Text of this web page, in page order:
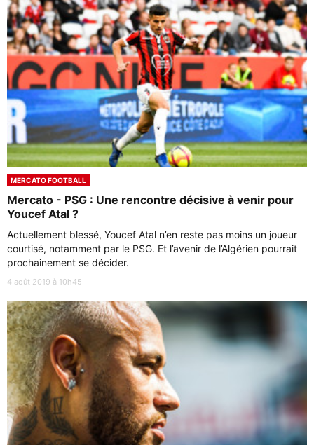
MERCATO FOOTBALL
Mercato - PSG : Une rencontre décisive à venir pour
Youcef Atal ?
Actuellement blessé, Youcef Atal n’en reste pas moins un joueur
courtisé, notamment par le PSG. Et l’avenir de l’Algérien pourrait
prochainement se décider.
4 août 2019 à 10h45